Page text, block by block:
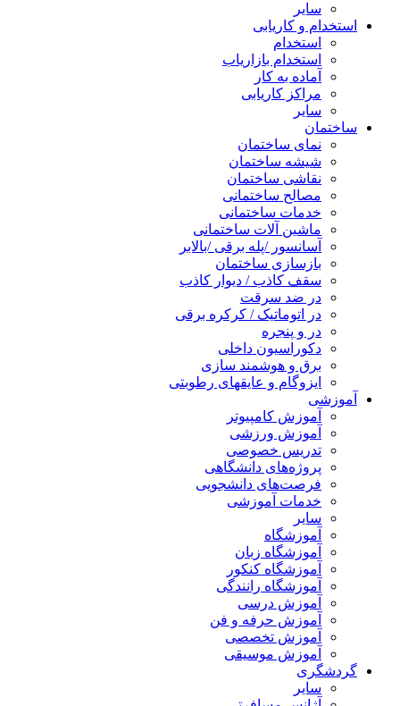
سایر
استخدام و کاریابی
استخدام
استخدام بازاریاب
آماده به کار
مراکز کاریابی
سایر
ساختمان
نمای ساختمان
شیشه ساختمان
نقاشی ساختمان
مصالح ساختمانی
خدمات ساختمانی
ماشین آلات ساختمانی
آسانسور /پله برقی /بالابر
بازسازی ساختمان
سقف کاذب / دیوار کاذب
در ضد سرقت
در اتوماتیک / کرکره برقی
در و پنجره
دکوراسیون داخلی
برق و هوشمند سازی
ایزوگام و عایقهای رطوبتی
آموزشی
آموزش کامپیوتر
آموزش ورزشی
تدریس خصوصی
پروژه‌های دانشگاهی
فرصت‌های دانشجویی
خدمات آموزشی
سایر
آموزشگاه
آموزشگاه زبان
آموزشگاه کنکور
آموزشگاه رانندگی
آموزش درسی
آموزش حرفه و فن
آموزش تخصصی
آموزش موسیقی
گردشگری
سایر